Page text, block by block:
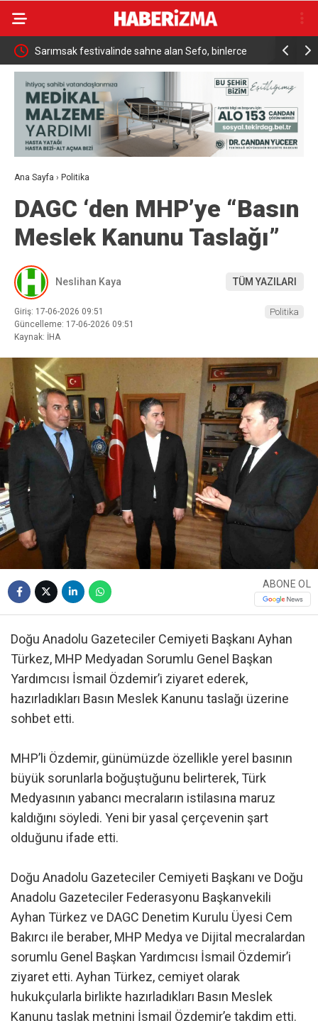
Sarımsak festivalinde sahne alan Sefo, binlerce
vatandaşa unutulmaz bir gece yaşattı
Sanatçı
Ana Sayfa › Politika
DAGC ‘den MHP’ye “Basın
Meslek Kanunu Taslağı”
Neslihan Kaya TÜM YAZILARI
Giriş: 17-06-2026 09:51
Güncelleme: 17-06-2026 09:51
Kaynak: İHA
Politika
ABONE OL
Doğu Anadolu Gazeteciler Cemiyeti Başkanı Ayhan
Türkez, MHP Medyadan Sorumlu Genel Başkan
Yardımcısı İsmail Özdemir’i ziyaret ederek,
hazırladıkları Basın Meslek Kanunu taslağı üzerine
sohbet etti.
MHP’li Özdemir, günümüzde özellikle yerel basının
büyük sorunlarla boğuştuğunu belirterek, Türk
Medyasının yabancı mecraların istilasına maruz
kaldığını söyledi. Yeni bir yasal çerçevenin şart
olduğunu ifade etti.
Doğu Anadolu Gazeteciler Cemiyeti Başkanı ve Doğu
Anadolu Gazeteciler Federasyonu Başkanvekili
Ayhan Türkez ve DAGC Denetim Kurulu Üyesi Cem
Bakırcı ile beraber, MHP Medya ve Dijital mecralardan
sorumlu Genel Başkan Yardımcısı İsmail Özdemir’i
ziyaret etti. Ayhan Türkez, cemiyet olarak
hukukçularla birlikte hazırladıkları Basın Meslek
Kanunu taslak metnini İsmail Özdemir’e takdim etti.